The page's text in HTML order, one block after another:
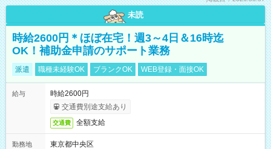
未読
時給2600円＊ほぼ在宅！週3～4日＆16時迄
OK！補助金申請のサポート業務
派遣 職種未経験OK ブランクOK WEB登録・面接OK
給与
時給2600円
交通費別途支給あり
交通費 全額支給
勤務地
東京都中央区